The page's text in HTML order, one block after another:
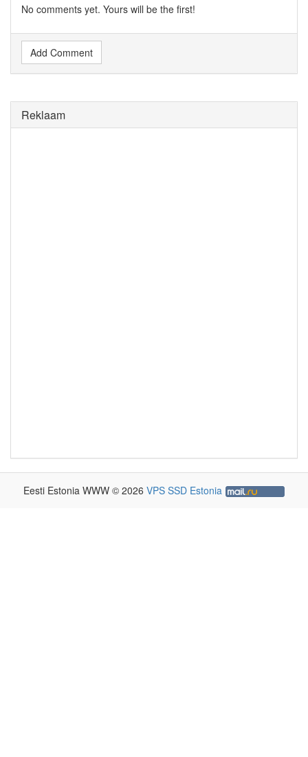
No comments yet. Yours will be the first!
Add Comment
Reklaam
Eesti Estonia WWW © 2026 VPS SSD Estonia